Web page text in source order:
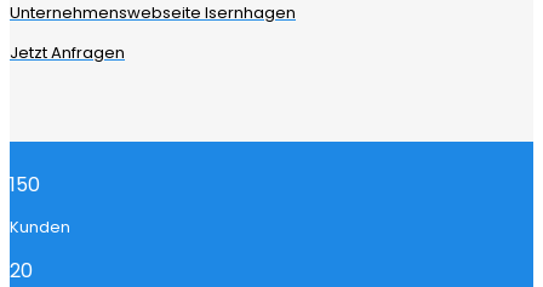
Unternehmenswebseite Isernhagen
Jetzt Anfragen
150
Kunden
20